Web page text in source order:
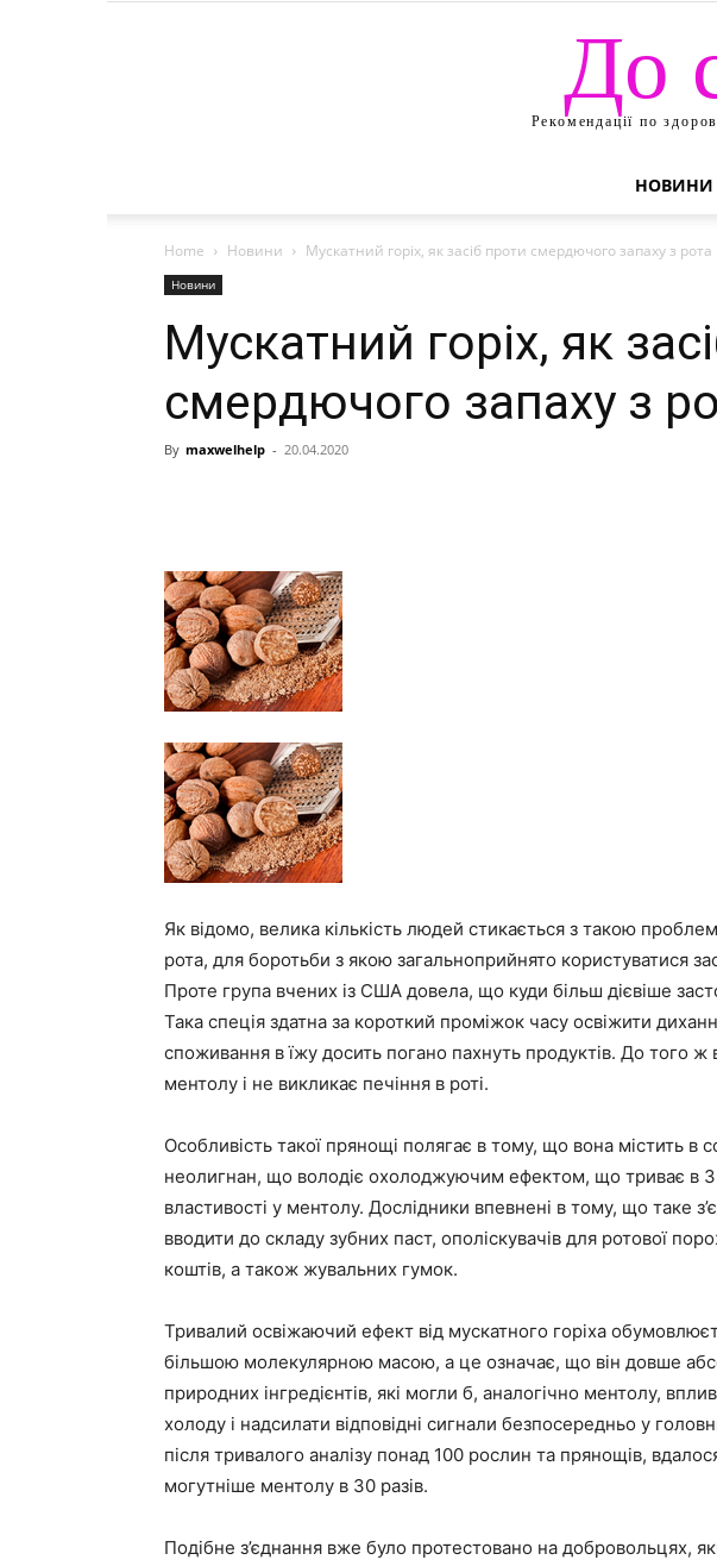
До
Рекомендації по
НОВИНИ
Home Новини Мускатний горіх, як засіб проти смердючого запаху з рота
Новини
Мускатний горіх, як
смердючого запаху з
By maxwelhelp - 20.04.2020
Як відомо, велика кількість людей стикається з такою
рота, для боротьби з якою загальноприйнято користуватися
Проте група вчених із США довела, що куди більш дієвіше
Така спеція здатна за короткий проміжок часу освіжити
споживання в їжу досить погано пахнуть продуктів. До того ж
ментолу і не викликає печіння в роті.
Особливість такої прянощі полягає в тому, що вона містить в
неолигнан, що володіє охолоджуючим ефектом, що триває в 3
властивості у ментолу. Дослідники впевнені в тому, що таке
вводити до складу зубних паст, ополіскувачів для ротової
коштів, а також жувальних гумок.
Тривалий освіжаючий ефект від мускатного горіха
більшою молекулярною масою, а це означає, що він довше
природних інгредієнтів, які могли б, аналогічно ментолу,
холоду і надсилати відповідні сигнали безпосередньо у
після тривалого аналізу понад 100 рослин та прянощів,
могутніше ментолу в 30 разів.
Подібне з’єднання вже було протестовано на добровольцях,